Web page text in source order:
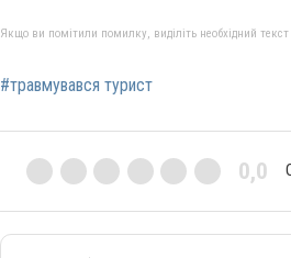
Якщо ви помітили помилку, виділіть необхідний
#травмувався турист
0,0